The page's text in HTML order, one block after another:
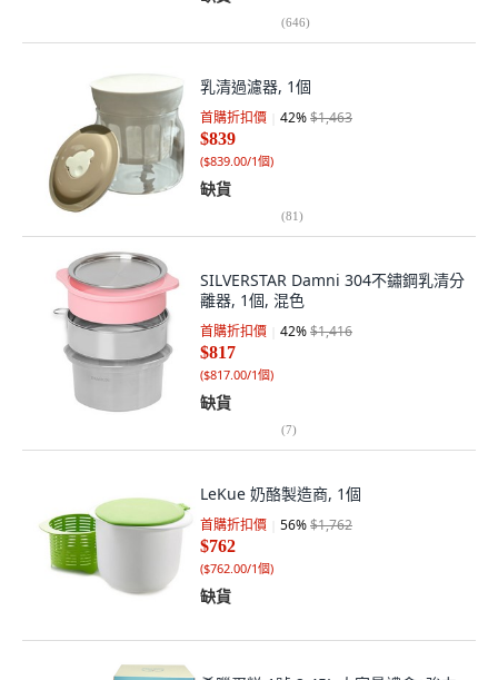
(646)
乳清過濾器, 1個
首購折扣價 42%$1,463
$839
($839.00/1個)
缺貨
(81)
SILVERSTAR Damni 304不鏽鋼乳清分
離器, 1個, 混色
首購折扣價 42%$1,416
$817
($817.00/1個)
缺貨
(7)
LeKue 奶酪製造商, 1個
首購折扣價 56%$1,762
$762
($762.00/1個)
缺貨